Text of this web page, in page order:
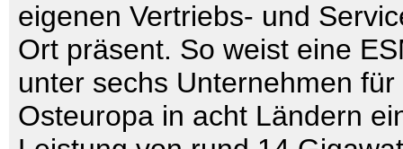
eigenen Vertriebs- und
Ort präsent. So weist eine
unter sechs Unternehmen
Osteuropa in acht Ländern